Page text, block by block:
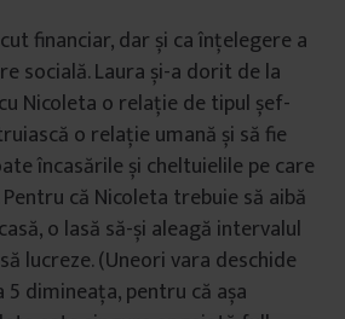
financiar, dar și ca înțelegere a
socială. Laura și-a dorit de la
Nicoleta o relație de tipul șef-
o relație umană și să fie
încasările și cheltuielile pe care
că Nicoleta trebuie să aibă
o lasă să-și aleagă intervalul
lucreze. (Uneori vara deschide
dimineața, pentru că așa